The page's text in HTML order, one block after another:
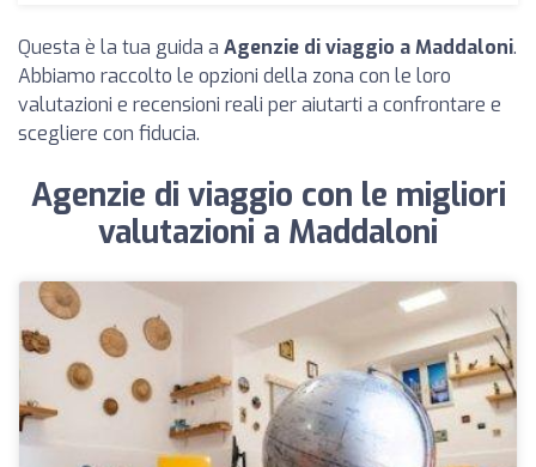
Questa è la tua guida a Agenzie di viaggio a Maddaloni.
Abbiamo raccolto le opzioni della zona con le loro
valutazioni e recensioni reali per aiutarti a confrontare e
scegliere con fiducia.
Agenzie di viaggio con le migliori
valutazioni a Maddaloni